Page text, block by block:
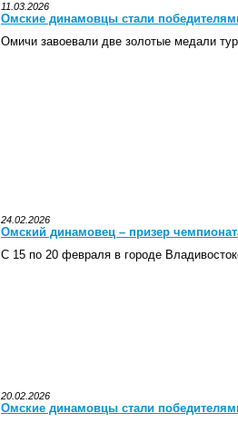
11.03.2026
Омские динамовцы стали
Омичи завоевали две золотые медали
24.02.2026
Омский динамовец – призер
С 15 по 20 февраля в городе
20.02.2026
Омские динамовцы стали